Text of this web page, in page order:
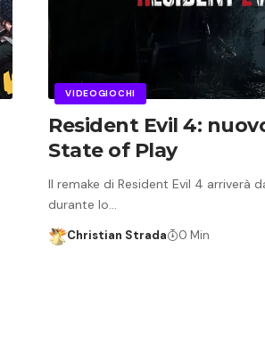
VIDEOGIOCHI
Resident Evil 4:
State of Play
Il remake di Resident Evil 4 arriverà
durante lo…
Christian Strada 0 Min